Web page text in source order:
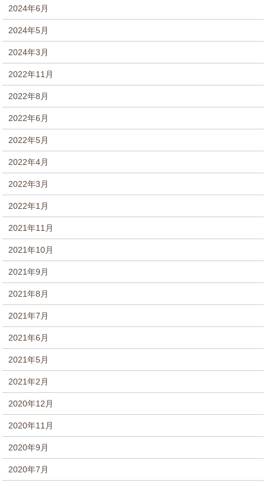
2024年6月
2024年5月
2024年3月
2022年11月
2022年8月
2022年6月
2022年5月
2022年4月
2022年3月
2022年1月
2021年11月
2021年10月
2021年9月
2021年8月
2021年7月
2021年6月
2021年5月
2021年2月
2020年12月
2020年11月
2020年9月
2020年7月